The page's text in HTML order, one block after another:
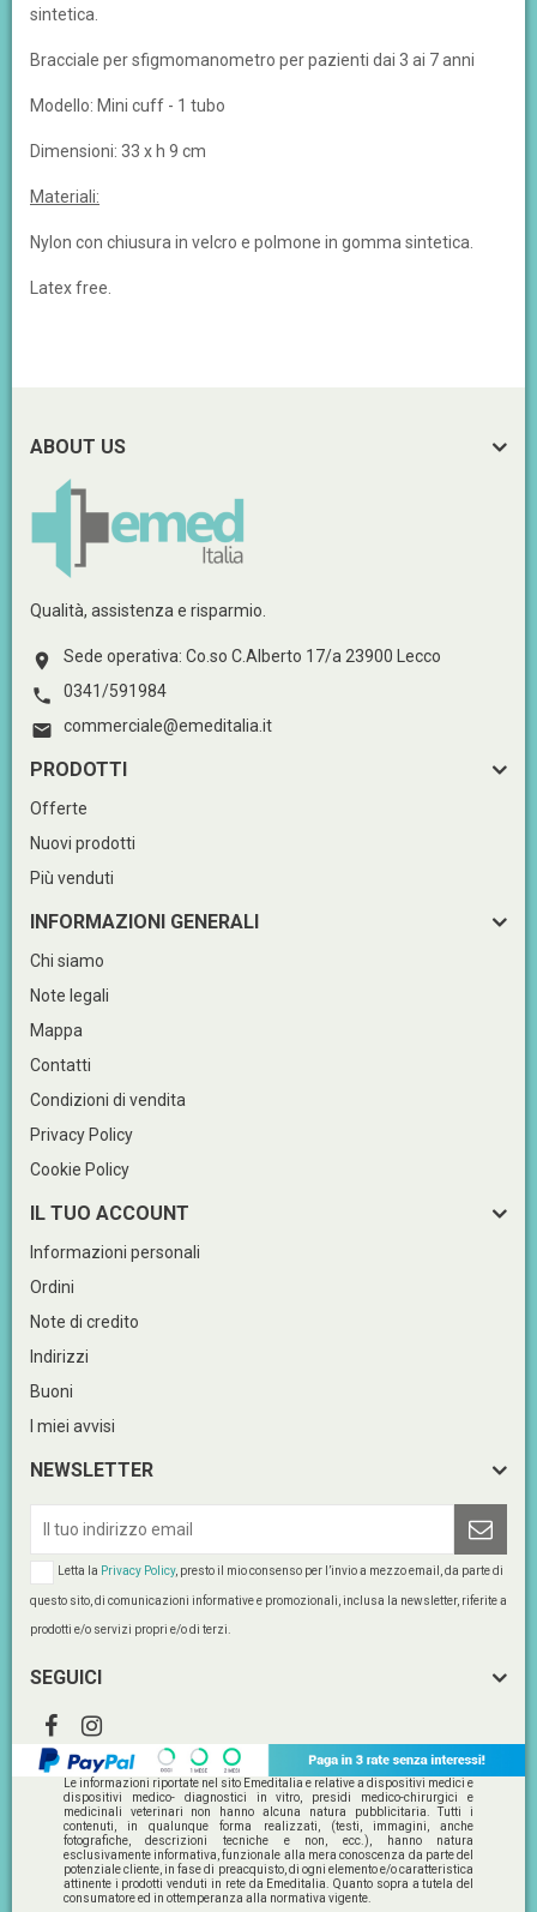
sintetica.
Bracciale per sfigmomanometro per pazienti dai 3 ai 7 anni
Modello: Mini cuff - 1 tubo
Dimensioni: 33 x h 9 cm
Materiali:
Nylon con chiusura in velcro e polmone in gomma sintetica.
Latex free.
ABOUT US
Qualità, assistenza e risparmio.
 Sede operativa: Co.so C.Alberto 17/a 23900 Lecco
 0341/591984
 commerciale@emeditalia.it
PRODOTTI
Offerte
Nuovi prodotti
Più venduti
INFORMAZIONI GENERALI
Chi siamo
Note legali
Mappa
Contatti
Condizioni di vendita
Privacy Policy
Cookie Policy
IL TUO ACCOUNT
Informazioni personali
Ordini
Note di credito
Indirizzi
Buoni
I miei avvisi
NEWSLETTER
Letta la Privacy Policy, presto il mio consenso per l’invio a mezzo email, da parte di
questo sito, di comunicazioni informative e promozionali, inclusa la newsletter, riferite a
prodotti e/o servizi propri e/o di terzi.
SEGUICI
Le informazioni riportate nel sito Emeditalia e relative a dispositivi medici e
dispositivi medico- diagnostici in vitro, presidi medico-chirurgici e
medicinali veterinari non hanno alcuna natura pubblicitaria. Tutti i
contenuti, in qualunque forma realizzati, (testi, immagini, anche
fotografiche, descrizioni tecniche e non, ecc.), hanno natura
esclusivamente informativa, funzionale alla mera conoscenza da parte del
potenziale cliente, in fase di preacquisto, di ogni elemento e/o caratteristica
attinente i prodotti venduti in rete da Emeditalia. Quanto sopra a tutela del
consumatore ed in ottemperanza alla normativa vigente.